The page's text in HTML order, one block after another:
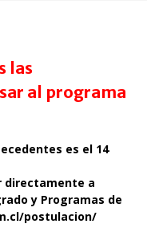
las
al programa
es el 14
directamente a
y Programas de
postulacion/